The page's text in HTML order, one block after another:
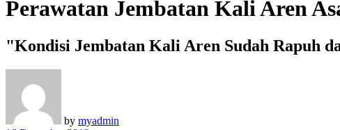
Perawatan Jembatan Kali Aren
"Kondisi Jembatan Kali Aren Sudah Rapuh
by myadmin